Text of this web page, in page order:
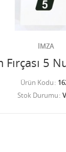
İMZA
Fırçası 5
Ürün Kodu
Stok Durumu